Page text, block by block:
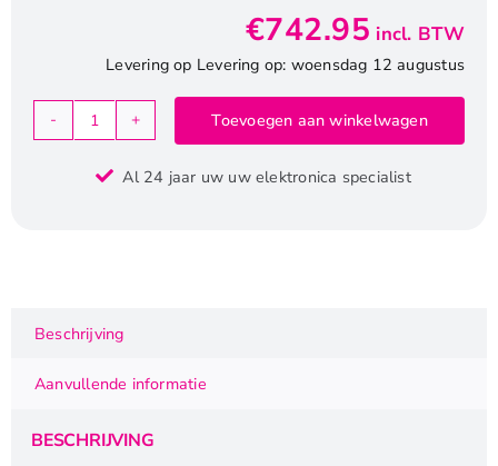
€742.95 incl. BTW
Levering op Levering op: woensdag 12 augustus
LG
|
Smart
|
Toevoegen aan winkelwagen
Al 24 jaar uw uw elektronica specialist
Beschrijving
Aanvullende informatie
BESCHRIJVING